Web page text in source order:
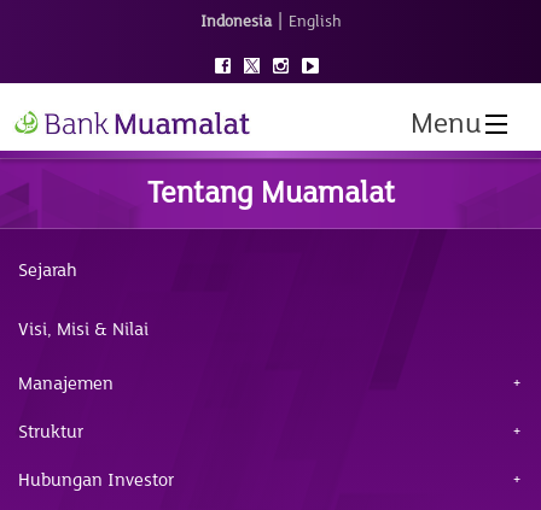
Indonesia | English
Menu
Tentang Muamalat
Sejarah
Visi, Misi & Nilai
Manajemen
Struktur
Hubungan Investor